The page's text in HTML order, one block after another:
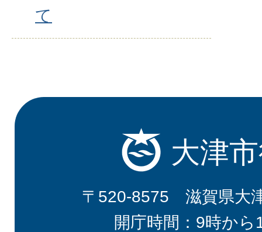
て
大津
〒520-8575 滋賀県大
開庁時間：9時から